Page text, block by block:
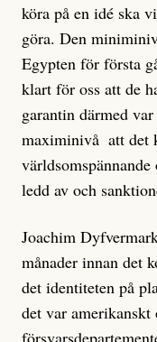
köra på en idé ska
göra. Den
Egypten för första
klart för oss att de
garantin därmed
maximinivå ­ att det
ledd av och
Joachim
månader innan det
det identiteten på
det var amerikanskt